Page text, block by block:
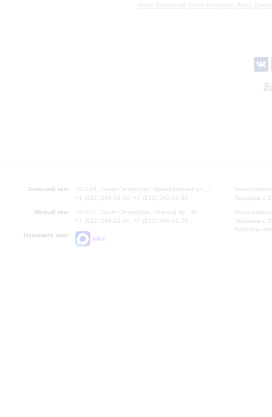
Иван Васильев Илья Мазуров Анна
Большой зал:
191186, Санкт-Петербург, Михайловская ул., 2
+7 (812) 240-01-00, +7 (812) 240-01-80
Малый зал:
191011, Санкт-Петербург, Невский пр., 30
+7 (812) 240-01-00, +7 (812) 240-01-70
Напишите нам:
MAX
Часы
Перерыв с
Часы
Перерыв с
Вопросы